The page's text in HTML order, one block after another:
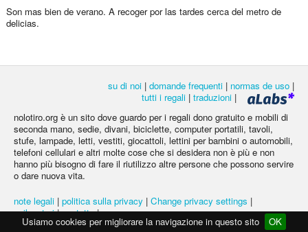
Usiamo cookies per migliorare la navigazione in questo sito OK
Son mas bien de verano. A recoger por las tardes cerca del metro de
delicias.
su di noi | domande frequenti | normas de uso |
tutti i regali | traduzioni |
nolotiro.org è un sito dove guardo per i regali dono gratuito e mobili di
seconda mano, sedie, divani, biciclette, computer portatili, tavoli,
stufe, lampade, letti, vestiti, giocattoli, lettini per bambini o automobili,
telefoni cellulari e altri molte cose che si desidera non è più e non
hanno più bisogno di fare il riutilizzo altre persone che possono servire
o dare nuova vita.
note legali | politica sulla privacy | Change privacy settings |
svilupatori|contatto|